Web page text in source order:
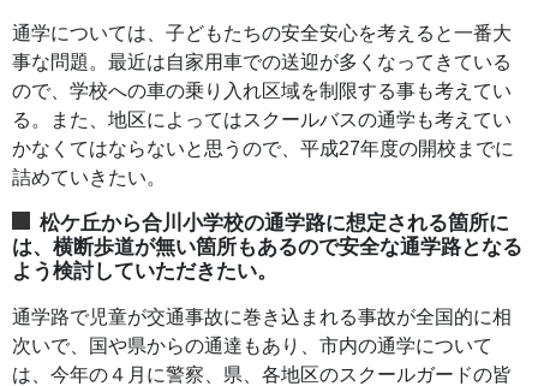
通学については、子どもたちの安全安心を考えると一番大
事な問題。最近は自家用車での送迎が多くなってきている
ので、学校への車の乗り入れ区域を制限する事も考えてい
る。また、地区によってはスクールバスの通学も考えてい
かなくてはならないと思うので、平成27年度の開校までに
詰めていきたい。
松ケ丘から合川小学校の通学路に想定される箇所に
は、横断歩道が無い箇所もあるので安全な通学路となる
よう検討していただきたい。
通学路で児童が交通事故に巻き込まれる事故が全国的に相
次いで、国や県からの通達もあり、市内の通学について
は、今年の４月に警察、県、各地区のスクールガードの皆